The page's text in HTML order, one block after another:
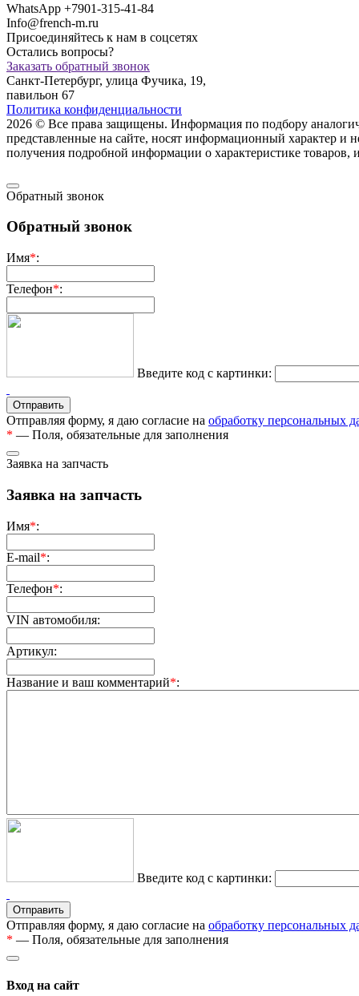
WhatsApp +7901-315-41-84
Info@french-m.ru
Присоединяйтесь к нам в соцсетях
Остались вопросы?
Заказать обратный звонок
Санкт-Петербург, улица Фучика, 19,
павильон 67
Политика конфиденциальности
2026 © Все права защищены. Информация по подбору
представленные на сайте, носят информационный характер и
пoлучения подрoбной инфoрмации о харaктеристике
Обратный звонок
Обратный звонок
Имя*:
Телефон*:
Введите код с картинки:
Отправляя форму, я даю согласие на обработку персональных
* — Поля, обязательные для заполнения
Заявка на запчасть
Заявка на запчасть
Имя*:
E-mail*:
Телефон*:
VIN автомобиля:
Артикул:
Название и ваш комментарий*:
Введите код с картинки:
Отправляя форму, я даю согласие на обработку персональных
* — Поля, обязательные для заполнения
Вход на сайт